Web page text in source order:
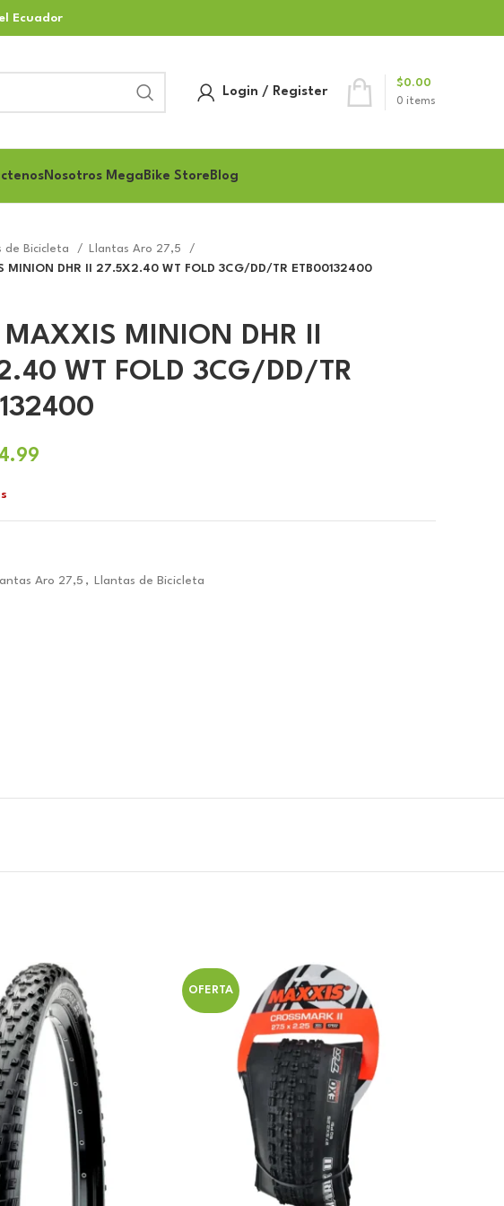
Ecuador
Login / Register
0 items
$0.00
Nosotros MegaBike Store Blog
de Bicicleta
Llantas Aro 27,5
MINION DHR II 27.5X2.40 WT FOLD 3CG/DD/TR ETB00132400
MINION DHR II
WT FOLD 3CG/DD/TR
Aro 27,5 , Llantas de Bicicleta
OFERTA